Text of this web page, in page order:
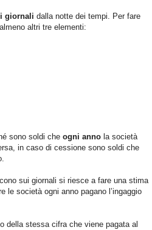
giornali dalla notte dei tempi. Per fare
altri tre elementi:
sono soldi che ogni anno la società
in caso di cessione sono soldi che
sui giornali si riesce a fare una stima
le società ogni anno pagano l’ingaggio
della stessa cifra che viene pagata al